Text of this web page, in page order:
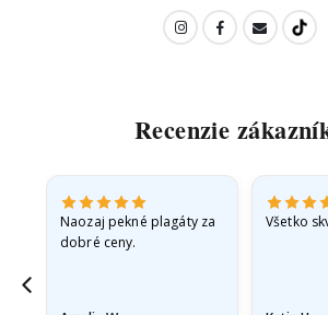
Recenzie
Naozaj pekné plagáty za
dobré ceny.
Všetko